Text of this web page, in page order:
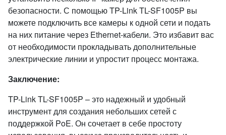
безопасности. С помощью TP-Link TL-SF1005P вы
можете подключить все камеры к одной сети и подать
на них питание через Ethernet-кабели. Это избавит вас
от необходимости прокладывать дополнительные
электрические линии и упростит процесс монтажа.
Заключение:
TP-Link TL-SF1005P – это надежный и удобный
инструмент для создания небольших сетей с
поддержкой PoE. Он сочетает в себе простоту